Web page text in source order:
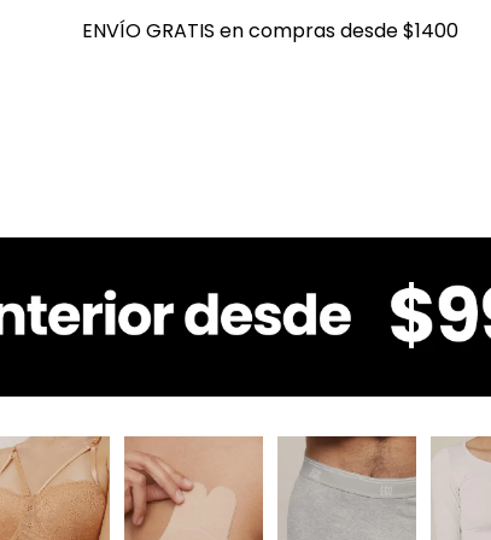
ENVÍO GRATIS en compras desde $1400
ENVÍO GRATIS en compras desde $1400